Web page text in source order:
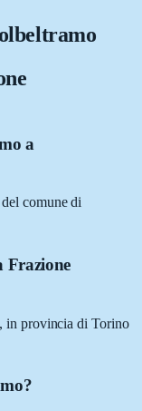
a
comune di
Frazione
in provincia di Torino